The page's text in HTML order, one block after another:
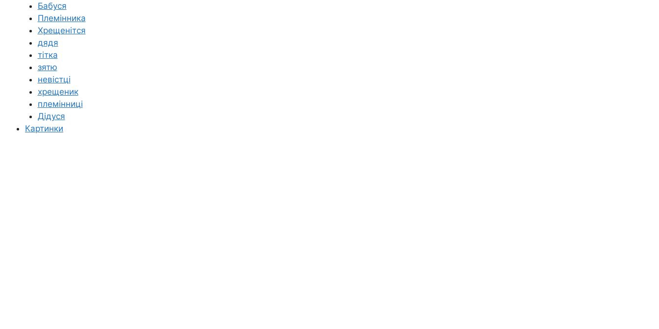
Бабуся
Племінника
Хрещенітся
дядя
тітка
зятю
невістці
хрещеник
племінниці
Дідуся
Картинки